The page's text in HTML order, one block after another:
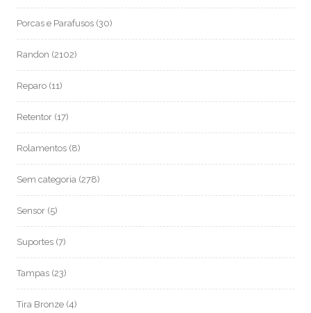
Porcas e Parafusos (30)
Randon (2102)
Reparo (11)
Retentor (17)
Rolamentos (8)
Sem categoria (278)
Sensor (5)
Suportes (7)
Tampas (23)
Tira Bronze (4)